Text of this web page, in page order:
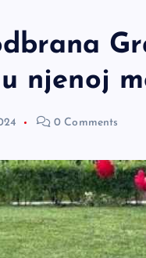
njenoj
0 Comments